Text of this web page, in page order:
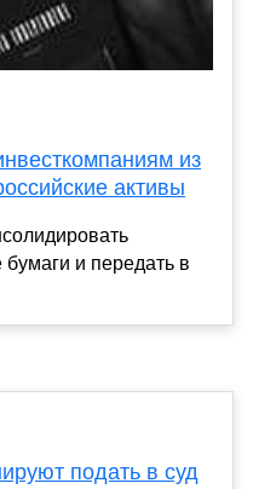
из
активы
и передать в
подать в суд